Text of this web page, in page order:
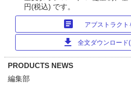
円(税込) です。
article アブストラクト
download 全文ダウンロード
PRODUCTS NEWS
編集部